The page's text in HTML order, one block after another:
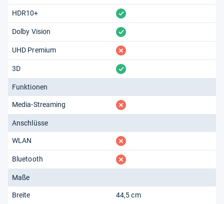
HDR10+ vorhanden
Dolby Vision vorhanden
UHD Premium fehlt
3D vorhanden
Funktionen
Media-Streaming fehlt
Anschlüsse
WLAN fehlt
Bluetooth fehlt
Maße
Breite 44,5 cm